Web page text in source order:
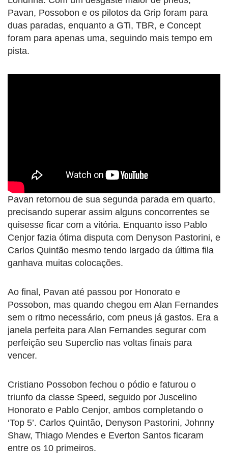
Pavan, Possobon e os pilotos da Grip foram para
duas paradas, enquanto a GTi, TBR, e Concept
foram para apenas uma, seguindo mais tempo em
pista.
Pavan retornou de sua segunda parada em quarto,
precisando superar assim alguns concorrentes se
quisesse ficar com a vitória. Enquanto isso Pablo
Cenjor fazia ótima disputa com Denyson Pastorini, e
Carlos Quintão mesmo tendo largado da última fila
ganhava muitas colocações.
Ao final, Pavan até passou por Honorato e
Possobon, mas quando chegou em Alan Fernandes
sem o ritmo necessário, com pneus já gastos. Era a
janela perfeita para Alan Fernandes segurar com
perfeição seu Superclio nas voltas finais para
vencer.
Cristiano Possobon fechou o pódio e faturou o
triunfo da classe Speed, seguido por Juscelino
Honorato e Pablo Cenjor, ambos completando o
‘Top 5’. Carlos Quintão, Denyson Pastorini, Johnny
Shaw, Thiago Mendes e Everton Santos ficaram
entre os 10 primeiros.